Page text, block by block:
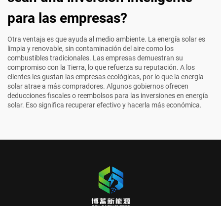
para las empresas?
Otra ventaja es que ayuda al medio ambiente. La energía solar es
limpia y renovable, sin contaminación del aire como los
combustibles tradicionales. Las empresas demuestran su
compromiso con la Tierra, lo que refuerza su reputación. A los
clientes les gustan las empresas ecológicas, por lo que la energía
solar atrae a más compradores. Algunos gobiernos ofrecen
deducciones fiscales o reembolsos para las inversiones en energía
solar. Eso significa recuperar efectivo y hacerla más económica.